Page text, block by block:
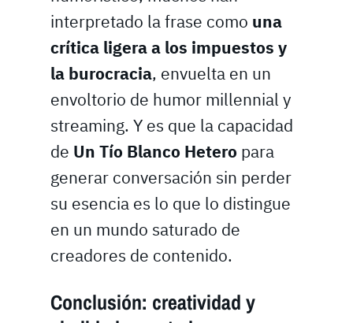
interpretado la frase como una
crítica ligera a los impuestos y
la burocracia, envuelta en un
envoltorio de humor millennial y
streaming. Y es que la capacidad
de Un Tío Blanco Hetero para
generar conversación sin perder
su esencia es lo que lo distingue
en un mundo saturado de
creadores de contenido.
Conclusión: creatividad y